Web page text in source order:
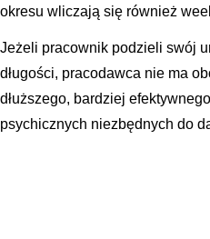
okresu wliczają się również
Jeżeli pracownik podzieli swój
długości, pracodawca nie ma
dłuższego, bardziej
psychicznych niezbędnych do